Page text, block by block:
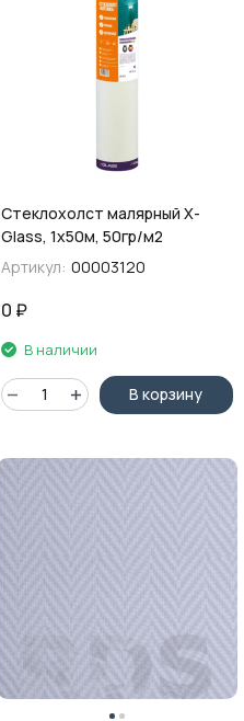
Стеклохолст малярный X-
Glass, 1х50м, 50гр/м2
Артикул: 00003120
0 ₽
В наличии
В корзину